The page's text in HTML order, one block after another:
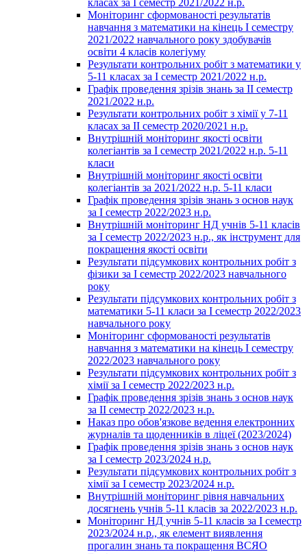
класах за І семестр 2021/2022 н.р.
Моніторинг сформованості результатів
навчання з математики на кінець І семестру
2021/2022 навчального року здобувачів
освіти 4 класів колегіуму
Результати контрольних робіт з математики у
5-11 класах за І семестр 2021/2022 н.р.
Графік проведення зрізів знань за ІІ семестр
2021/2022 н.р.
Результати контрольних робіт з хімії у 7-11
класах за ІІ семестр 2020/2021 н.р.
Внутрішній моніторинг якості освіти
колегіантів за І семестр 2021/2022 н.р. 5-11
класи
Внутрішній моніторинг якості освіти
колегіантів за 2021/2022 н.р. 5-11 класи
Графік проведення зрізів знань з основ наук
за І семестр 2022/2023 н.р.
Внутрішній моніторинг НД учнів 5-11 класів
за І семестр 2022/2023 н.р., як інструмент для
покращення якості освіти
Результати підсумкових контрольних робіт з
фізики за І семестр 2022/2023 навчального
року
Результати підсумкових контрольних робіт з
математики 5-11 класи за І семестр 2022/2023
навчального року
Моніторинг сформованості результатів
навчання з математики на кінець І семестру
2022/2023 навчального року
Результати підсумкових контрольних робіт з
хімії за І семестр 2022/2023 н.р.
Графік проведення зрізів знань з основ наук
за ІІ семестр 2022/2023 н.р.
Наказ про обов'язкове ведення електронних
журналів та щоденників в ліцеї (2023/2024)
Графік проведення зрізів знань з основ наук
за І семестр 2023/2024 н.р.
Результати підсумкових контрольних робіт з
хімії за І семестр 2023/2024 н.р.
Внутрішній моніторинг рівня навчальних
досягнень учнів 5-11 класів за 2022/2023 н.р.
Моніторинг НД учнів 5-11 класів за І семестр
2023/2024 н.р., як елемент виявлення
прогалин знань та покращення ВСЯО